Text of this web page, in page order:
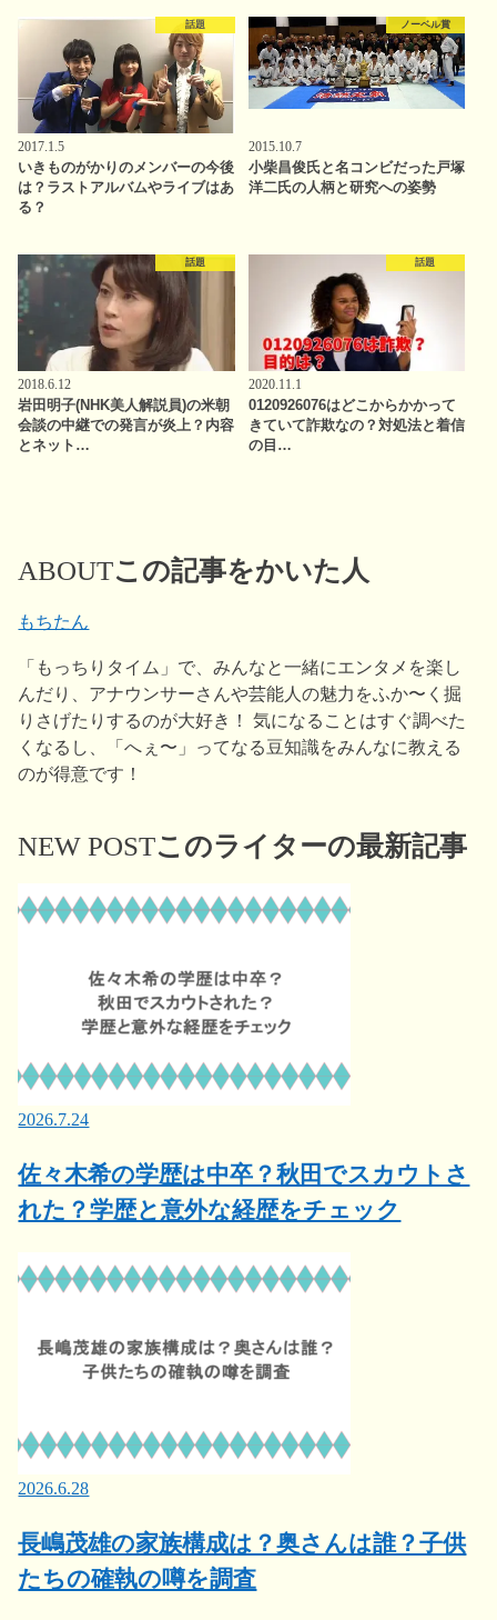
話題
2017.1.5
いきものがかりのメンバーの今後
は？ラストアルバムやライブはあ
る？
ノーベル賞
2015.10.7
小柴昌俊氏と名コンビだった戸塚
洋二氏の人柄と研究への姿勢
話題
2018.6.12
岩田明子(NHK美人解説員)の米朝
会談の中継での発言が炎上？内容
とネット…
話題
2020.11.1
0120926076はどこからかかって
きていて詐欺なの？対処法と着信
の目…
ABOUTこの記事をかいた人
もちたん
「もっちりタイム」で、みんなと一緒にエンタメを楽し
んだり、アナウンサーさんや芸能人の魅力をふか〜く掘
りさげたりするのが大好き！ 気になることはすぐ調べた
くなるし、「へぇ〜」ってなる豆知識をみんなに教える
のが得意です！
NEW POSTこのライターの最新記事
2026.7.24
佐々木希の学歴は中卒？秋田でスカウトさ
れた？学歴と意外な経歴をチェック
2026.6.28
長嶋茂雄の家族構成は？奥さんは誰？子供
たちの確執の噂を調査